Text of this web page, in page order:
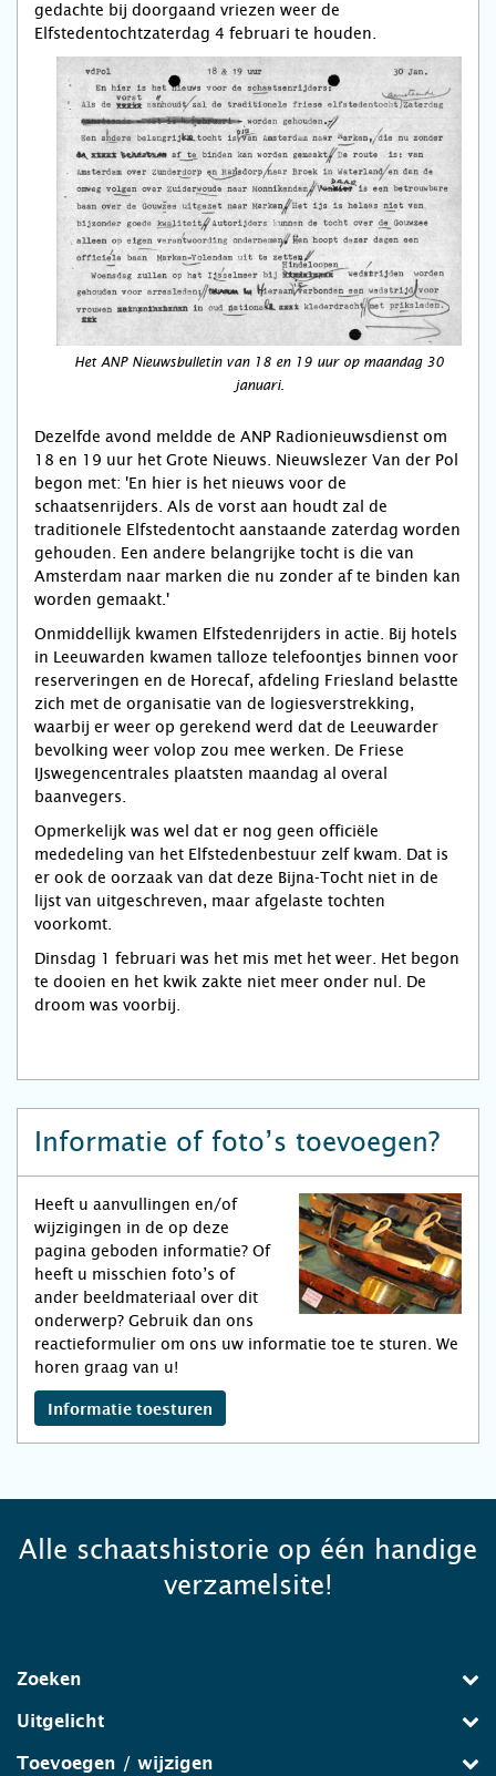
gedachte bij doorgaand vriezen weer de
Elfstedentochtzaterdag 4 februari te houden.
Het ANP Nieuwsbulletin van 18 en 19 uur op maandag 30
januari.
Dezelfde avond meldde de ANP Radionieuwsdienst om
18 en 19 uur het Grote Nieuws. Nieuwslezer Van der Pol
begon met: 'En hier is het nieuws voor de
schaatsenrijders. Als de vorst aan houdt zal de
traditionele Elfstedentocht aanstaande zaterdag worden
gehouden. Een andere belangrijke tocht is die van
Amsterdam naar marken die nu zonder af te binden kan
worden gemaakt.'
Onmiddellijk kwamen Elfstedenrijders in actie. Bij hotels
in Leeuwarden kwamen talloze telefoontjes binnen voor
reserveringen en de Horecaf, afdeling Friesland belastte
zich met de organisatie van de logiesverstrekking,
waarbij er weer op gerekend werd dat de Leeuwarder
bevolking weer volop zou mee werken. De Friese
IJswegencentrales plaatsten maandag al overal
baanvegers.
Opmerkelijk was wel dat er nog geen officiële
mededeling van het Elfstedenbestuur zelf kwam. Dat is
er ook de oorzaak van dat deze Bijna-Tocht niet in de
lijst van uitgeschreven, maar afgelaste tochten
voorkomt.
Dinsdag 1 februari was het mis met het weer. Het begon
te dooien en het kwik zakte niet meer onder nul. De
droom was voorbij.
Informatie of foto’s toevoegen?
Heeft u aanvullingen en/of
wijzigingen in de op deze
pagina geboden informatie? Of
heeft u misschien foto’s of
ander beeldmateriaal over dit
onderwerp? Gebruik dan ons
reactieformulier om ons uw informatie toe te sturen. We
horen graag van u!
Informatie toesturen
Alle schaatshistorie op één handige
verzamelsite!
Zoeken
Uitgelicht
Toevoegen / wijzigen